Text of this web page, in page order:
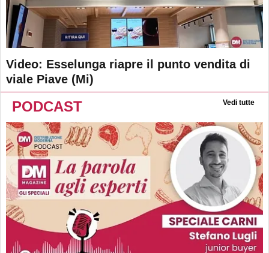
Video: Esselunga riapre il punto vendita di
viale Piave (Mi)
PODCAST Vedi tutte